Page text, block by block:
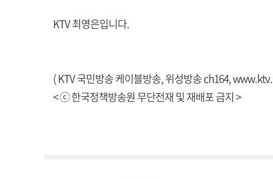
KTV 최영은입니다.
( KTV 국민방송 케이블방송, 위성방송 ch164,
< ⓒ 한국정책방송원 무단전재 및 재배포 금지 >